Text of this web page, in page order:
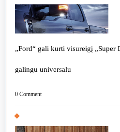
„Ford“ gali kurti visureigį „Super
galingu universalu
0 Comment